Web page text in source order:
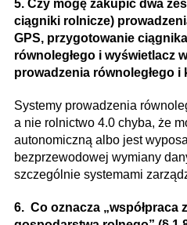
5. Czy mogę zakupić dwa
ciągniki rolnicze)
GPS, przygotowanie
równoległego i wyświetlacz
prowadzenia równoległego
Systemy prowadzenia
a nie rolnictwo 4.0 chyba, że
autonomiczną albo jest
bezprzewodowej wymiany
szczególnie systemami
6. Co oznacza „współpraca